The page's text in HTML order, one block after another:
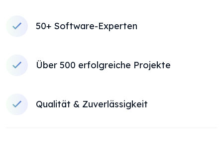
50+ Software-Experten
Über 500 erfolgreiche Projekte
Qualität & Zuverlässigkeit